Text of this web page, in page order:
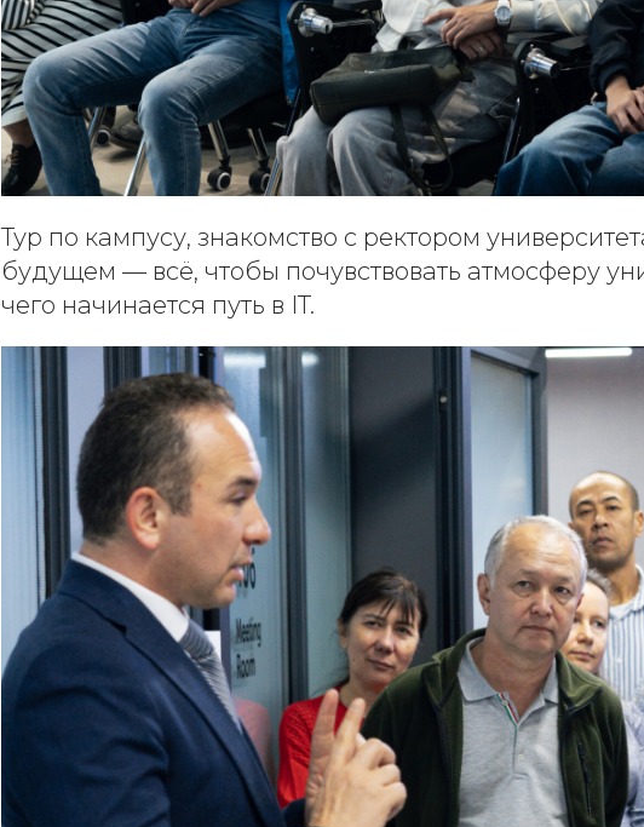
Тур по кампусу, знакомство с ректором
будущем — всё, чтобы почувствовать атмосферу
чего начинается путь в IT.